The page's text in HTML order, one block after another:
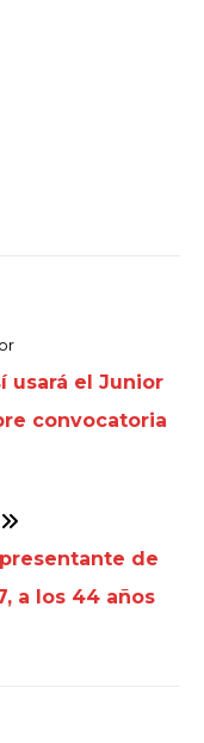
usará el Junior
convocatoria
de
a los 44 años